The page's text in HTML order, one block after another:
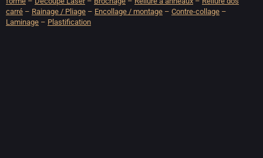
carré – Rainage / Pliage – Encollage / montage – Contre-collage –
Laminage – Plastification